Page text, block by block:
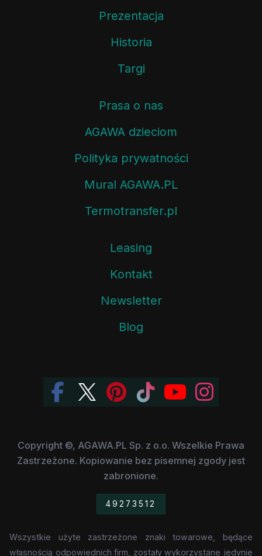
Prezentacja
Historia
Targi
Prasa o nas
AGAWA dzieciom
Polityka prywatności
Mural AGAWA.PL
Termotransfer.pl
Leasing
Kontakt
Newsletter
Blog
Copyright ©, AGAWA.PL Sp. z o.o. Wszelkie Prawa
Zastrzeżone. Kopiowanie bez pisemnej zgody jest
zabronione.
49273512
Wszystkie użyte zastrzeżone znaki towarowe, będące
własnością odpowiednich firm, zostały wykorzystane jedynie